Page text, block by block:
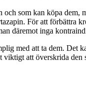
som kan köpa
För att
däremot inga
med att ta dem. Det
att överskrida